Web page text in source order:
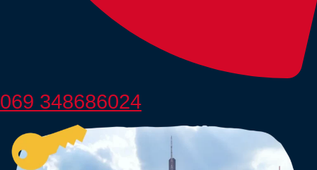
069 348686024